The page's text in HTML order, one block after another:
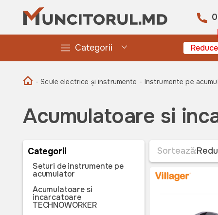
Categorii
- Scule electrice și instrumente - Instrumente pe
Acumulatoare si
Categorii
Seturi de instrumente pe
acumulator
Acumulatoare si
incarcatoare
TECHNOWORKER
Sortează: